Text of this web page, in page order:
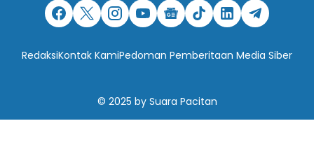
RedaksiKontak KamiPedoman Pemberitaan Media Siber
© 2025 by Suara Pacitan